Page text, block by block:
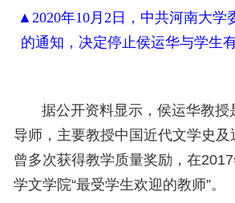
▲ 2020年10月2日，中共河南大学
的通知，决定停止侯运华与学生
据公开资料显示，侯运华教授
导师，主要教授中国近代文学史及
曾多次获得教学质量奖励，在
学文学院“最受学生欢迎的教师”。